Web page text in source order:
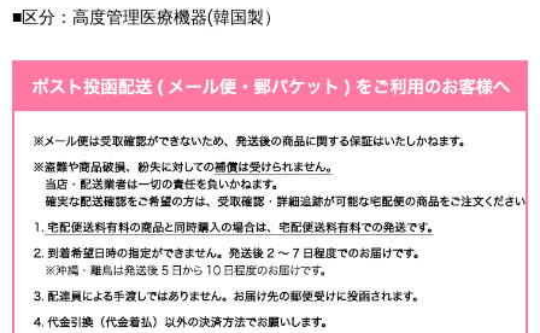
■区分：高度管理医療機器(韓国製）